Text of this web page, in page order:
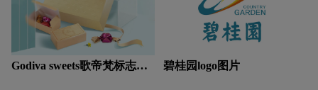
紫色logo设计 字母logo设计 实景logo设计
Godiva sweets歌帝梵标志
碧桂园logo图片